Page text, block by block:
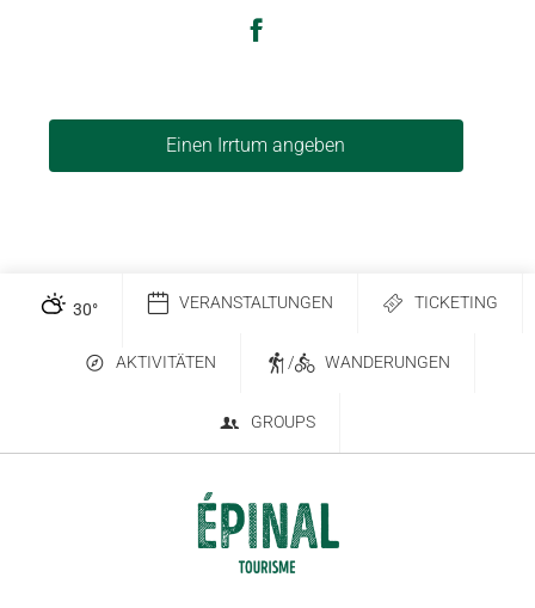
Einen Irrtum angeben
30° VERANSTALTUNGEN TICKETING
AKTIVITÄTEN / WANDERUNGEN
GROUPS